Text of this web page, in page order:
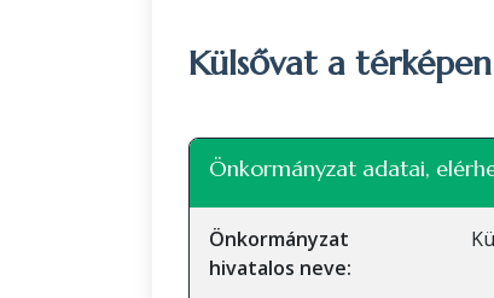
Külsővat a térképen
+
Önkormányzat adatai,
Önkormányzat
hivatalos neve: